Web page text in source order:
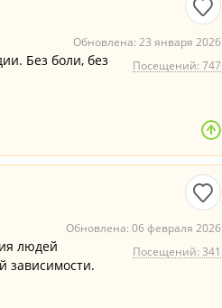
Обновлена: 23 января 2026
Посещений: 747
Без боли, без
Обновлена: 06 февраля 2026
Посещений: 341
людей
зависимости.